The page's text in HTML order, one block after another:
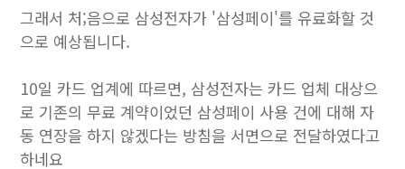
그래서 처;음으로 삼성전자가 '삼성페이'를 유료화할 것
으로 예상됩니다.
10일 카드 업계에 따르면, 삼성전자는 카드 업체 대상으
로 기존의 무료 계약이었던 삼성페이 사용 건에 대해 자
동 연장을 하지 않겠다는 방침을 서면으로 전달하였다고
하네요